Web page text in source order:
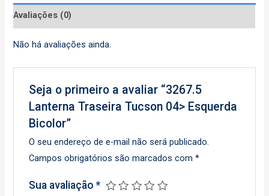
Avaliações (0)
Não há avaliações ainda.
Seja o primeiro a avaliar “3267.5
Lanterna Traseira Tucson 04> Esquerda
Bicolor”
O seu endereço de e-mail não será publicado.
Campos obrigatórios são marcados com *
Sua avaliação *